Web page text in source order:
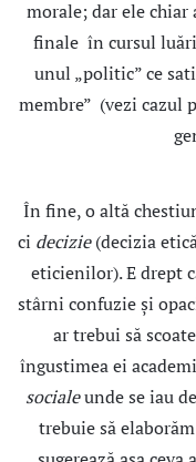
morale; dar ele
finale în cursul
unul „politic” ce
membre” (vezi cazul
În fine, o altă
ci decizie(decizia
eticienilor). E drept
stârni confuzie şi
ar trebui să
îngustimea ei
socialeunde se iau
trebuie să